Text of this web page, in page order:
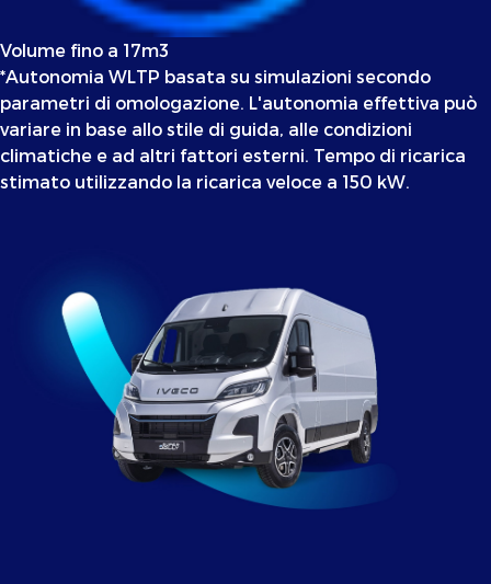
Volume fino a 17m3
*Autonomia WLTP basata su simulazioni secondo
parametri di omologazione. L'autonomia effettiva può
variare in base allo stile di guida, alle condizioni
climatiche e ad altri fattori esterni. Tempo di ricarica
stimato utilizzando la ricarica veloce a 150 kW.